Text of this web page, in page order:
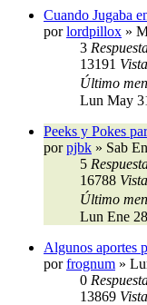
Cuando Jugaba
porlordpillox »
3
13191
Último
Lun May
Peeks y Pokes
porpjbk » Sab
5
16788
Último
Lun Ene
Algunos aportes
porfrognum »
0
13869